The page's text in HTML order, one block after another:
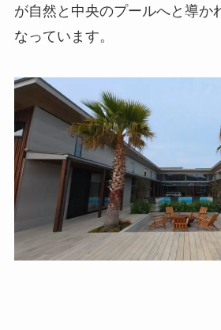
が自然と中央のプールへと導か
なっています。